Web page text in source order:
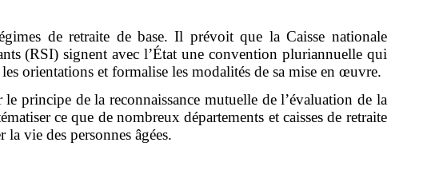
de retraite de base. Il prévoit que la Caisse nationale
(RSI) signent avec l’État une convention pluriannuelle qui
orientations et formalise les modalités de sa mise en œuvre.
principe de la reconnaissance mutuelle de l’évaluation de la
ce que de nombreux départements et caisses de retraite
vie des personnes âgées.